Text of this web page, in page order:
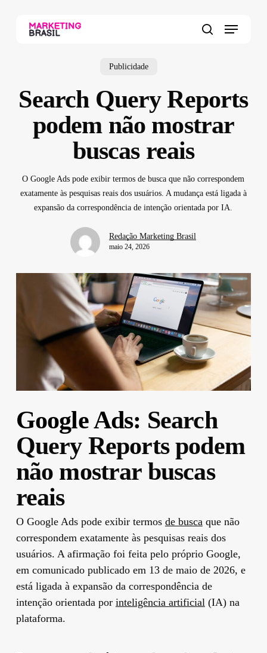
Menu
Publicidade
Search Query Reports
podem não mostrar
buscas reais
O Google Ads pode exibir termos de busca que não correspondem
exatamente às pesquisas reais dos usuários. A mudança está ligada à
expansão da correspondência de intenção orientada por IA.
Redação Marketing Brasil
maio 24, 2026
Google Ads: Search
Query Reports podem
não mostrar buscas
reais
O Google Ads pode exibir termos de busca que não
correspondem exatamente às pesquisas reais dos
usuários. A afirmação foi feita pelo próprio Google,
em comunicado publicado em 13 de maio de 2026, e
está ligada à expansão da correspondência de
intenção orientada por inteligência artificial (IA) na
plataforma.